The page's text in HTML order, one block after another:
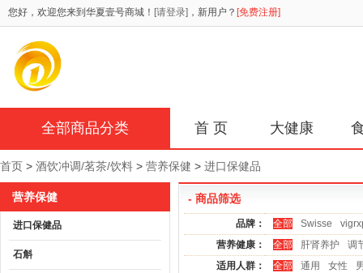
您好，欢迎您来到华夏壹号商城！ [请登录] ，新用户？ [免费注册]
全部商品分类 首 页 大健康
首页 > 酒饮冲调/茗茶/饮料 > 营养保健 > 进口保健品
- 商品筛选
品牌： 全部 Swisse
营养健康：
全部 肝肾养护
调
适用人群：
全部 通用 女性
营养保健
进口保健品
石斛